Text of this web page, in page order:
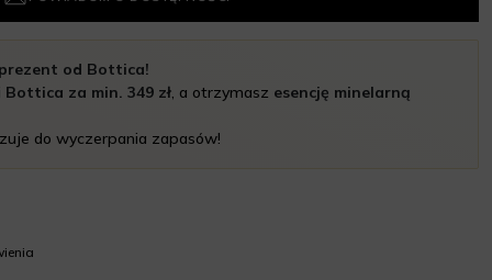
od Bottica!
Bottica za min. 349 zł, a otrzymasz esencję minelarną
do wyczerpania zapasów!